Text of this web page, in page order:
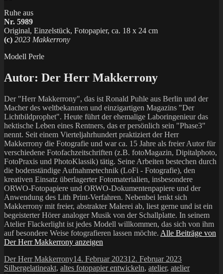
Ruhe aus
Nr. 5989
Original, Einzelstück, Fotopapier, ca. 18 x 24 cm
(c) 2023 Makkerrony
Modell Perle
Autor: Der Herr Makkerrony
Der "Herr Makkerrony", das ist Ronald Puhle aus Berlin und der
Macher des weltbekannten und einzigartigen Magazins "Der
Lichtbildprophet". Heute führt der ehemalige Laboringenieur das
hektische Leben eines Rentners, das er persönlich sein "Phase3"
nennt. Seit einem Vierteljahrhundert praktiziert der Herr
Makkerrony die Fotografie und war ca. 15 Jahre als freier Autor für
verschiedene Fotofachzeitschriften (z.B. fotoMagazin, Dipitalphoto,
FotoPraxis und PhotoKlassik) tätig. Seine Arbeiten bestechen durch
die bodenständige Aufnahmetechnik (LoFi - Fotografie), den
kreativen Einsatz überlagerter Fotomaterialien, insbesondere
ORWO-Fotopapiere und ORWO-Dokumentenpapiere und der
Anwendung des Lith Print-Verfahren. Nebenbei lenkt sich
Makkerrony mit freier, abstrakter Malerei ab, liest gerne und ist ein
begeisterter Hörer analoger Musik von der Schallplatte. In seinem
Atelier Flackerlight ist jedes Modell willkommen, das sich von ihm
auf besondere Weise fotografieren lassen möchte. Alle Beiträge von
Der Herr Makkerrony anzeigen
Autor
Der Herr MakkerronyVeröffentlicht
am
14. Februar 202312. Februar 2023Kategorien
SilbergelatineSchlagwörter
akt, altes fotopapier entwickeln, atelier, atelier